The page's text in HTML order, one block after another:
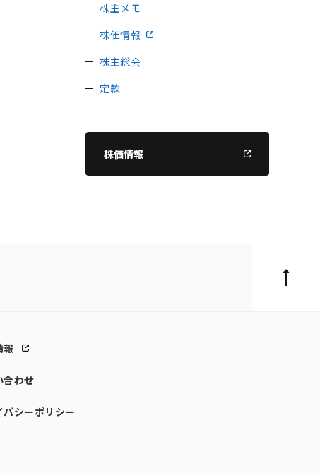
株主メモ
株価情報
株主総会
定款
株価情報
報
合わせ
バシーポリシー